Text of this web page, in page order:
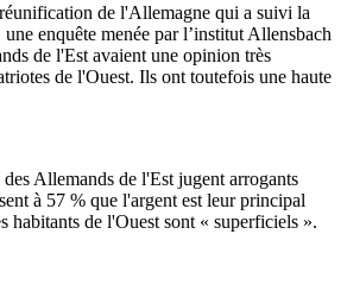
de l'Allemagne qui a suivi la
enquête menée par l’institut Allensbach
de l'Est avaient une opinion très
de l'Ouest. Ils ont toutefois une haute
Allemands de l'Est jugent arrogants
à 57 % que l'argent est leur principal
habitants de l'Ouest sont « superficiels ».